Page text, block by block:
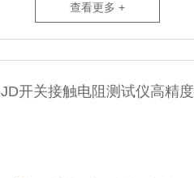
查看更多 +
JD开关接触电阻测试仪高精度